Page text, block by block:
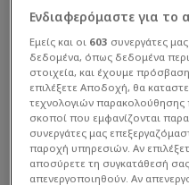
09:35 COSMOTE
Rookies Cup Γαλλία,
Διαβάστε
Η
και η
Ενδιαφερόμαστε για το
Εμείς και οι 603 συνεργάτες
δεδομένα, όπως δεδομένα
στοιχεία, και έχουμε
επιλέξετε Αποδοχή, θα
τεχνολογιών παρακολούθησης
σκοποί που εμφανίζονται
συνεργάτες μας
παροχή υπηρεσιών. Αν
αποσύρετε τη συγκατάθεσή
απενεργοποιηθούν. Αν